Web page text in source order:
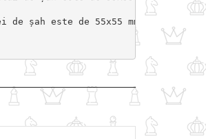
șah este de 55x55 mm sau similară,